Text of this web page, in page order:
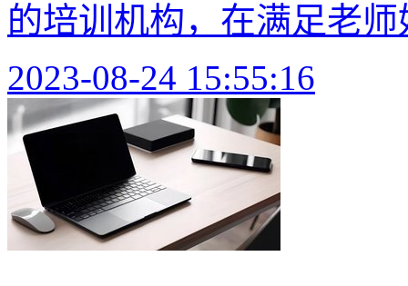
的培训机构，在满足老
2023-08-24 15:55:16